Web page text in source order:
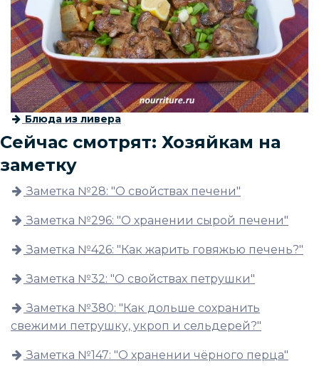
Блюда из ливера
Сейчас смотрят: Хозяйкам на
заметку
Заметка №28: "О свойствах печени"
Заметка №296: "О хранении сырой печени"
Заметка №426: "Как жарить говяжью печень?"
Заметка №32: "О свойствах петрушки"
Заметка №380: "Как дольше сохранить
свежими петрушку, укроп и сельдерей?"
Заметка №147: "О хранении чёрного перца"